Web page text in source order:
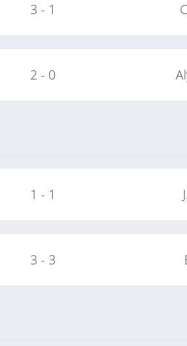
3 - 1
2 - 0
1 - 1
3 - 3